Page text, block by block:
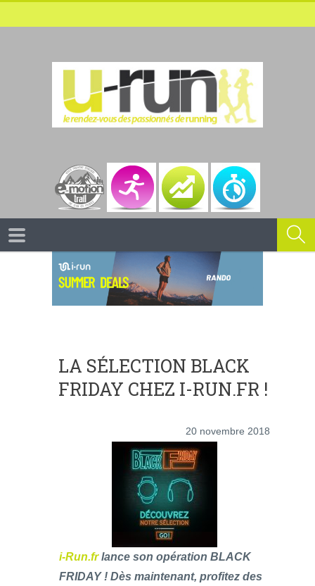
LA SÉLECTION BLACK
FRIDAY CHEZ I-RUN.FR !
20 novembre 2018
i-Run.frlance son opération BLACK
FRIDAY ! Dès maintenant, profitez des